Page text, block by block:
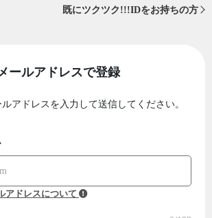
既にツクツク!!!IDをお持ちの方
ールアドレスで登録
アドレスを入力して送信してください。
アドレスについて